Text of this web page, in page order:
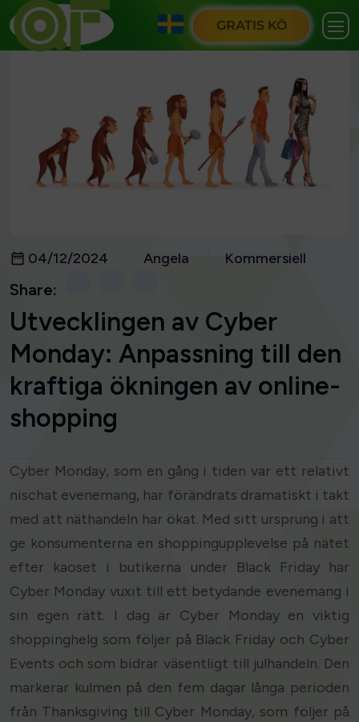
GRATIS KÖ
04/12/2024 Angela Kommersiell
Share:
Utvecklingen av Cyber
Monday: Anpassning till den
kraftiga ökningen av online-
shopping
Cyber Monday, som en gång i tiden var ett relativt
nischat evenemang, har förändrats dramatiskt i takt
med att näthandeln har ökat. Med sitt ursprung i att
ge konsumenterna en shoppingupplevelse på nätet
efter kaoset i butikerna under Black Friday har
Cyber Monday vuxit till ett betydande evenemang i
sin egen rätt. I dag är Cyber Monday en viktig
shoppinghelg som följer på Black Friday och Cyber
Events och som bidrar väsentligt till julhandeln. Den
markerar kulmen på den fem dagar långa perioden
från Thanksgiving till Cyber Monday, som följer på